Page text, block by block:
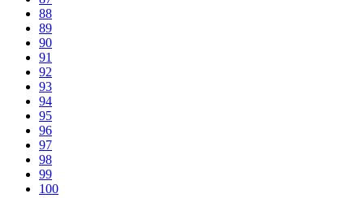
88
89
90
91
92
93
94
95
96
97
98
99
100